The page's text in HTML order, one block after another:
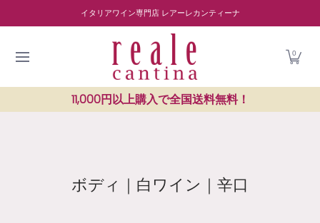
Skip to Main Content ワイナリー紹介 読み物 レストラン紹介
イタリアワイン専門店 レアーレカンティーナ
0
11,000円以上購入で全国送料無料！
ボディ｜白ワイン｜辛口